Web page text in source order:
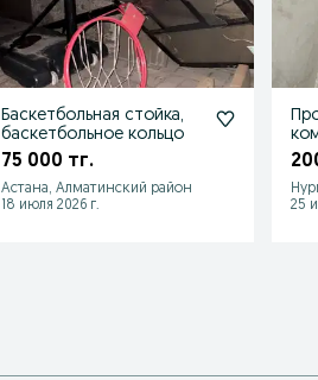
Баскетбольная стойка,
баскетбольное кольцо
75 000 тг.
Астана, Алматинский район
18 июля 2026 г.
25